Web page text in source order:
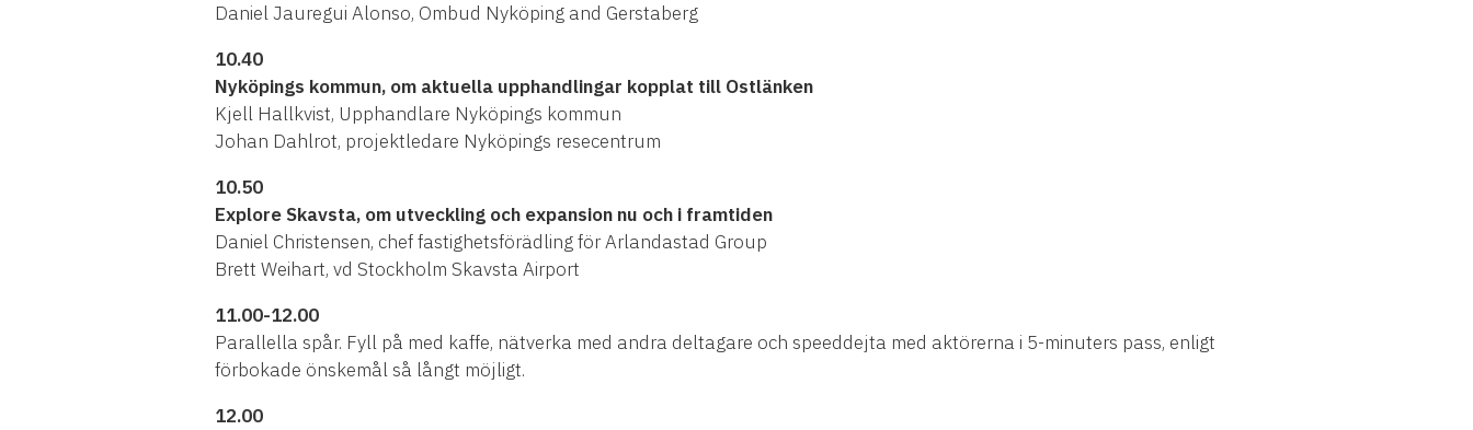
Daniel Jauregui Alonso, Ombud Nyköping and Gerstaberg
10.40
Nyköpings kommun, om aktuella upphandlingar kopplat till Ostlänken
Kjell Hallkvist, Upphandlare Nyköpings kommun
Johan Dahlrot, projektledare Nyköpings resecentrum
10.50
Explore Skavsta, om utveckling och expansion nu och i framtiden
Daniel Christensen, chef fastighetsförädling för Arlandastad Group
Brett Weihart, vd Stockholm Skavsta Airport
11.00-12.00
Parallella spår. Fyll på med kaffe, nätverka med andra deltagare och speeddejta med aktörerna i 5-minuters pass, enligt
förbokade önskemål så långt möjligt.
12.00